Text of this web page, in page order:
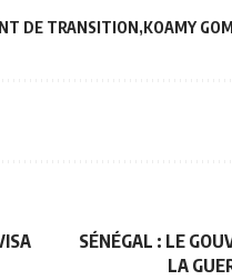
DE TRANSITION KOAMY
SÉNÉGAL : LE
LA